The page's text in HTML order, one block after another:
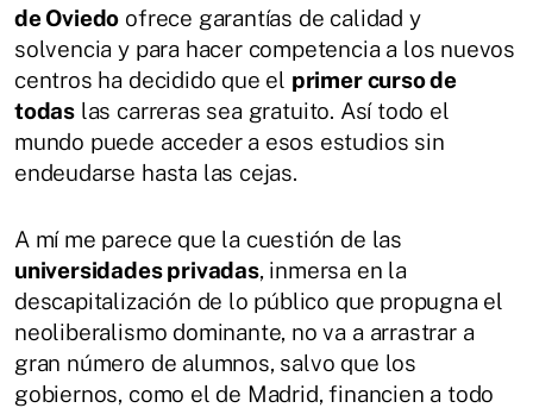
de Oviedo ofrece garantías de calidad y
solvencia y para hacer competencia a los nuevos
centros ha decidido que el primer curso de
todas las carreras sea gratuito. Así todo el
mundo puede acceder a esos estudios sin
endeudarse hasta las cejas.
A mí me parece que la cuestión de las
universidades privadas, inmersa en la
descapitalización de lo público que propugna el
neoliberalismo dominante, no va a arrastrar a
gran número de alumnos, salvo que los
gobiernos, como el de Madrid, financien a todo